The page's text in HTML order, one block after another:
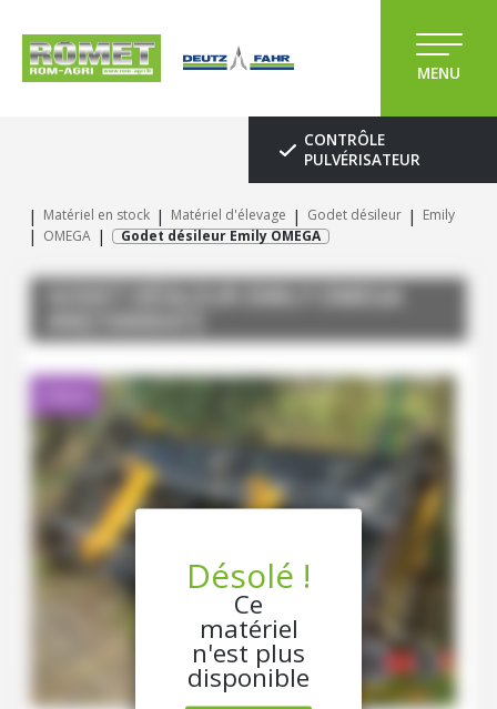
MENU
CONTRÔLE
PULVÉRISATEUR
Matériel en stock Matériel d'élevage Godet désileur
Emily
OMEGA
Godet désileur Emily OMEGA
Désolé !
Ce
matériel
n'est plus
disponible